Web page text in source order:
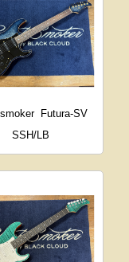
Futura-SV
SSH/LB